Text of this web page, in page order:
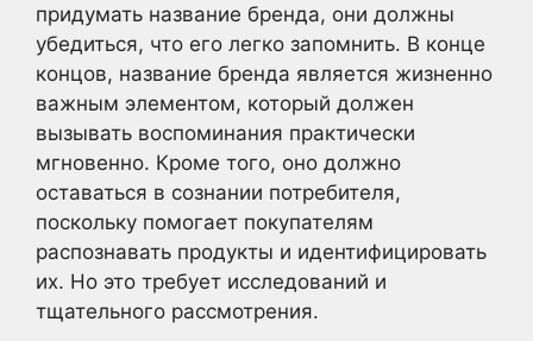
придумать название бренда, они должны
убедиться, что его легко запомнить. В конце
концов, название бренда является жизненно
важным элементом, который должен
вызывать воспоминания практически
мгновенно. Кроме того, оно должно
оставаться в сознании потребителя,
поскольку помогает покупателям
распознавать продукты и идентифицировать
их. Но это требует исследований и
тщательного рассмотрения.